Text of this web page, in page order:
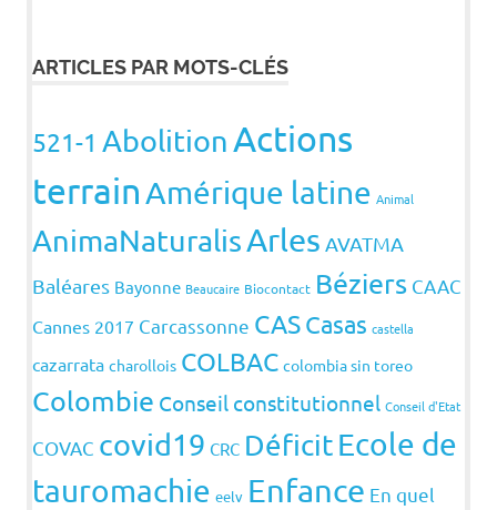
ARTICLES PAR MOTS-CLÉS
521-1 AbolitionActions
terrainAmérique latine Animal
AnimaNaturalisArles AVATMA
Baléares Bayonne Beaucaire Biocontact Béziers CAAC
Cannes 2017 Carcassonne CASCasas castella
cazarrata charollois COLBAC colombia sin toreo
Colombie Conseil constitutionnel Conseil d'Etat
COVAC covid19 CRC DéficitEcole de
tauromachie eelv Enfance En quel